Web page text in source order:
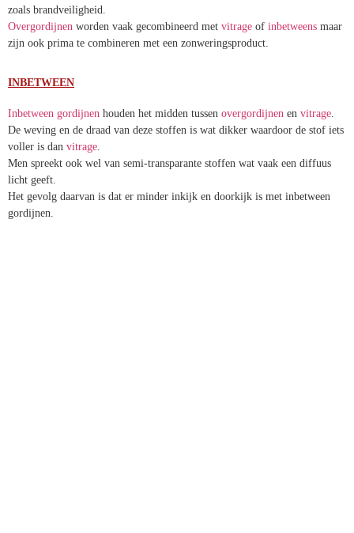
zoals brandveiligheid.
Overgordijnen worden vaak gecombineerd met vitrage of inbetweens maar
zijn ook prima te combineren met een zonweringsproduct.
INBETWEEN
Inbetween gordijnen houden het midden tussen overgordijnen en vitrage.
De weving en de draad van deze stoffen is wat dikker waardoor de stof iets
voller is dan vitrage.
Men spreekt ook wel van semi-transparante stoffen wat vaak een diffuus
licht geeft.
Het gevolg daarvan is dat er minder inkijk en doorkijk is met inbetween
gordijnen.